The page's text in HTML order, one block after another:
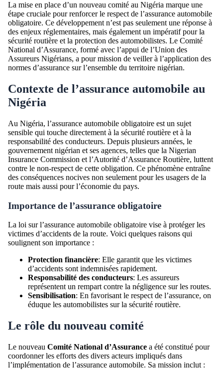
La mise en place d’un nouveau comité au Nigéria marque une
étape cruciale pour renforcer le respect de l’assurance automobile
obligatoire. Ce développement n’est pas seulement une réponse à
des enjeux réglementaires, mais également un impératif pour la
sécurité routière et la protection des automobilistes. Le Comité
National d’Assurance, formé avec l’appui de l’Union des
Assureurs Nigérians, a pour mission de veiller à l’application des
normes d’assurance sur l’ensemble du territoire nigérian.
Contexte de l’assurance automobile au
Nigéria
Au Nigéria, l’assurance automobile obligatoire est un sujet
sensible qui touche directement à la sécurité routière et à la
responsabilité des conducteurs. Depuis plusieurs années, le
gouvernement nigérian et ses agences, telles que la Nigerian
Insurance Commission et l’Autorité d’Assurance Routière, luttent
contre le non-respect de cette obligation. Ce phénomène entraîne
des conséquences nocives non seulement pour les usagers de la
route mais aussi pour l’économie du pays.
Importance de l’assurance obligatoire
La loi sur l’assurance automobile obligatoire vise à protéger les
victimes d’accidents de la route. Voici quelques raisons qui
soulignent son importance :
Protection financière: Elle garantit que les victimes
d’accidents sont indemnisées rapidement.
Responsabilité des conducteurs: Les assureurs
représentent un rempart contre la négligence sur les routes.
Sensibilisation: En favorisant le respect de l’assurance, on
éduque les automobilistes sur la sécurité routière.
Le rôle du nouveau comité
Le nouveau Comité National d’Assurance a été constitué pour
coordonner les efforts des divers acteurs impliqués dans
l’implémentation de l’assurance automobile. Sa mission inclut :